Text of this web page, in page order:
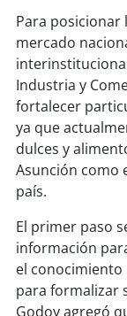
Para posicionar
mercado
Industria y
fortalecer
ya que
dulces y
Asunción como
país.
El primer paso
información
el conocimiento
para formalizar
Godoy agregó